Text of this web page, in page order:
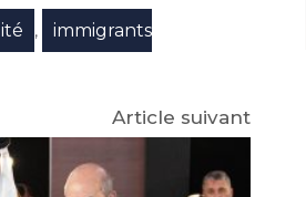
,
immigrants
Article suivant